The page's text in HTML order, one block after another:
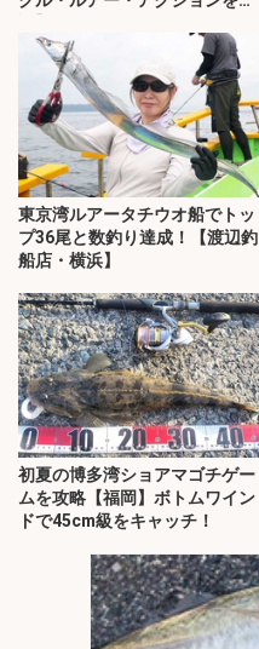
東京湾ルアータチウオ船でトッ
プ36尾と数釣り達成！【渡辺釣
船店・横浜】
初夏の博多湾ショアマゴチゲー
ムを攻略【福岡】ボトムワイン
ドで45cm級をキャッチ！